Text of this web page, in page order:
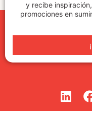
y recibe
promociones en